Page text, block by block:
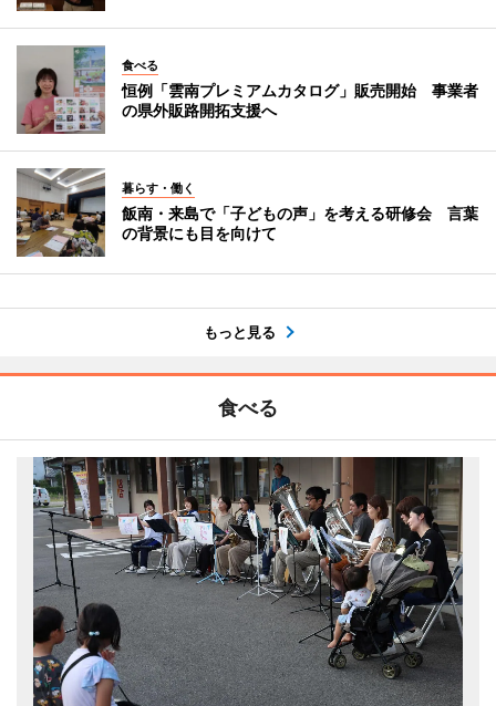
食べる
恒例「雲南プレミアムカタログ」販売開始 事業者
の県外販路開拓支援へ
暮らす・働く
飯南・来島で「子どもの声」を考える研修会 言葉
の背景にも目を向けて
もっと見る
食べる